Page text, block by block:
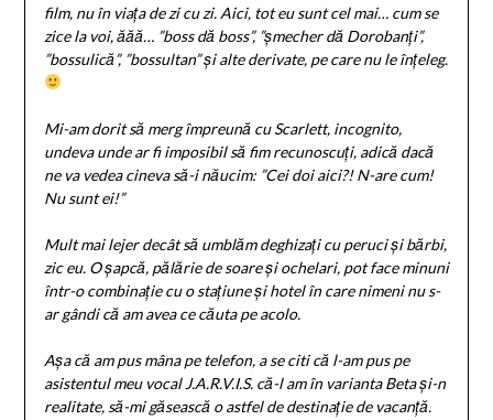
film, nu în viața de zi cu zi. Aici, tot eu sunt cel mai… cum se
zice la voi, ăăă… ”boss dă boss”, ”șmecher dă Dorobanți”,
”bossulică”, ”bossultan” și alte derivate, pe care nu le înțeleg.
Mi-am dorit să merg împreună cu Scarlett, incognito,
undeva unde ar fi imposibil să fim recunoscuți, adică dacă
ne va vedea cineva să-i năucim: ”Cei doi aici?! N-are cum!
Nu sunt ei!”
Mult mai lejer decât să umblăm deghizați cu peruci și bărbi,
zic eu. O șapcă, pălărie de soare și ochelari, pot face minuni
într-o combinație cu o stațiune și hotel în care nimeni nu s-
ar gândi că am avea ce căuta pe acolo.
Așa că am pus mâna pe telefon, a se citi că l-am pus pe
asistentul meu vocal J.A.R.V.I.S. că-l am în varianta Beta și-n
realitate, să-mi găsească o astfel de destinație de vacanță.